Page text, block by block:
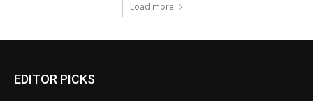
Load more
EDITOR PICKS